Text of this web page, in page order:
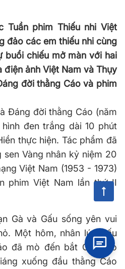
Tuần phim Thiếu nhi Việt
đảo các em thiếu nhi cùng
buổi chiếu mở màn với hai
điện ảnh Việt Nam và Thụy
đời thằng Cáo và phim
Đáng đời thằng Cáo (năm
đen trắng dài 10 phút
thực hiện. Tác phẩm đã
sen Vàng nhân kỷ niệm 20
Việt Nam (1953 - 1973)
phim Việt Nam lần thứ II
Gà và Gấu sống yên vui
Một hôm, nhân lúc Gấu
đã mò đến bắt Gà. Bao
xuống đầu thằng Cáo